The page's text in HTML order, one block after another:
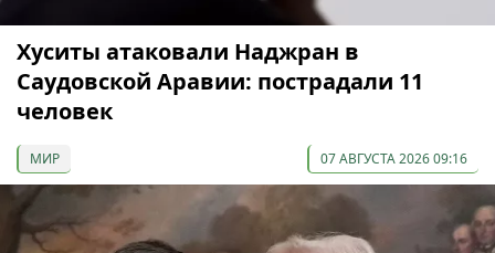
Хуситы атаковали Наджран в
Саудовской Аравии: пострадали 11
человек
МИР 07 АВГУСТА 2026 09:16